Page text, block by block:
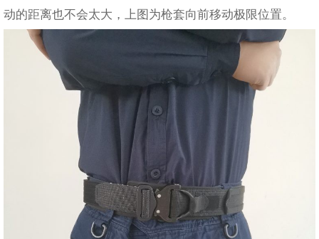
动的距离也不会太大，上图为枪套向前移动极限位置。